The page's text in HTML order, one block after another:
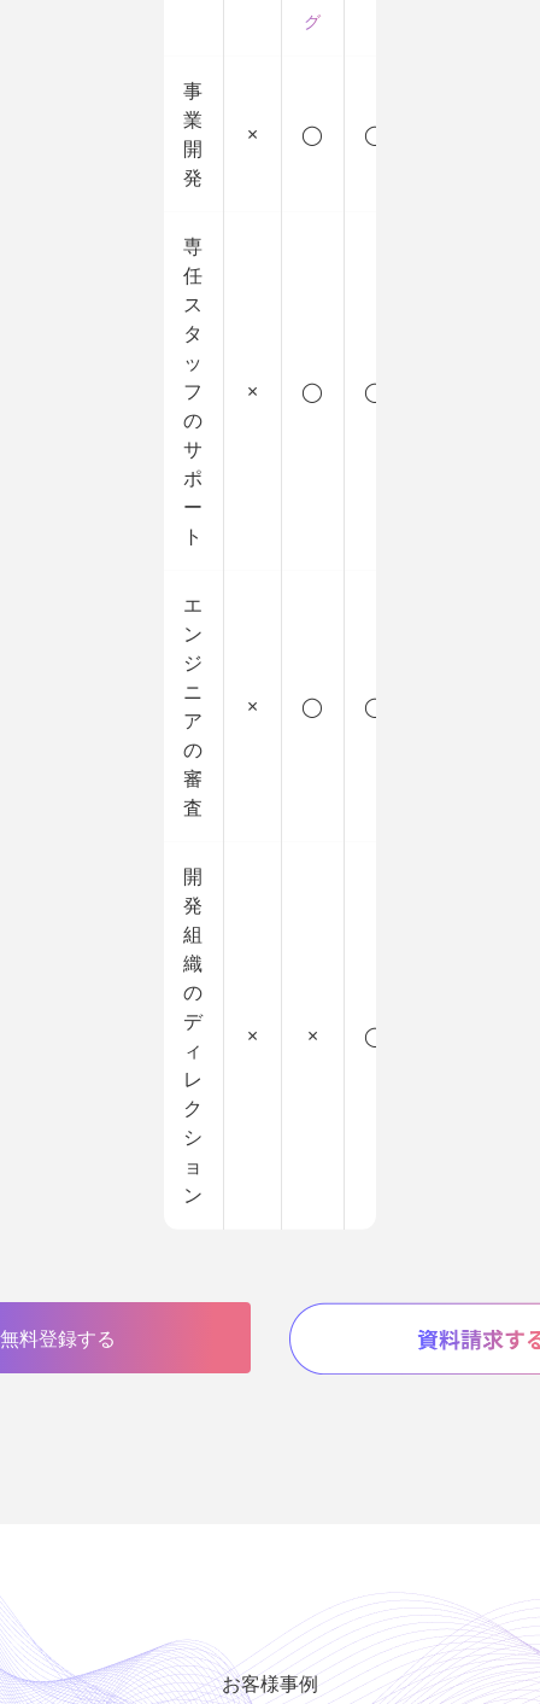
グ
事
業
開
発
× ◯ ◯
専
任
ス
タ
ッ
フ
の
サ
ポ
ー
ト
× ◯ ◯
エ
ン
ジ
ニ
ア
の
審
査
× ◯ ◯
開
発
組
織
の
デ
ィ
レ
ク
シ
ョ
ン
× × ◯
無料登録する
お客様事例